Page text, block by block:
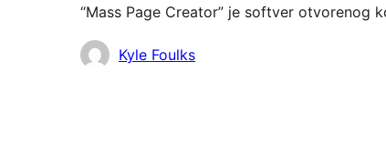
“Mass Page Creator” je softver otvorenog
SuradniciKyle Foulks